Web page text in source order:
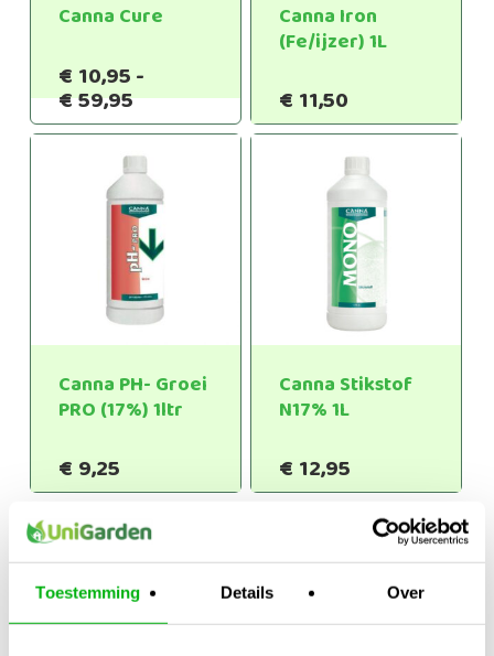
Toestemming Details Over
Canna Cure
€ 10,95-
€59,95Prijsklasse:
€10,95
tot
€59,95
Canna Iron
(Fe/ijzer) 1L
€ 11,50
Canna PH- Groei
PRO (17%) 1ltr
€ 9,25
Canna Stikstof
N17% 1L
€ 12,95